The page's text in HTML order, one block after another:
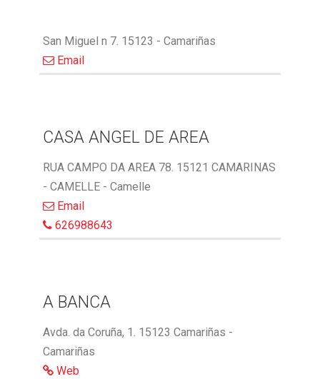
San Miguel n 7. 15123 - Camariñas
Email
CASA ANGEL DE AREA
RUA CAMPO DA AREA 78. 15121 CAMARINAS
- CAMELLE - Camelle
Email
626988643
A BANCA
Avda. da Coruña, 1. 15123 Camariñas -
Camariñas
Web